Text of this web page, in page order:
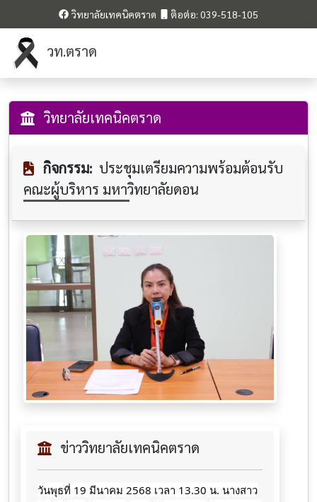
วิทยาลัยเทคนิคตราด ติอต่อ: 039-518-105
วท.ตราด
วิทยาลัยเทคนิคตราด
กิจกรรม: ประชุมเตรียมความพร้อมต้อนรับ
คณะผู้บริหาร มหาวิทยาลัยดอน
ข่าววิทยาลัยเทคนิคตราด
วันพุธที่ 19 มีนาคม 2568 เวลา 13.30 น. นางสาว